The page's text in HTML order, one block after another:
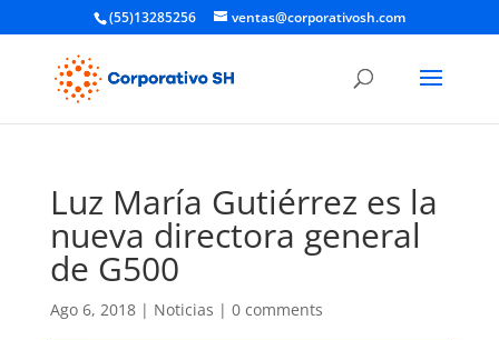
(55)13285256 ventas@corporativosh.com
Luz María Gutiérrez es la
nueva directora general
de G500
Ago 6, 2018| Noticias | 0 comments